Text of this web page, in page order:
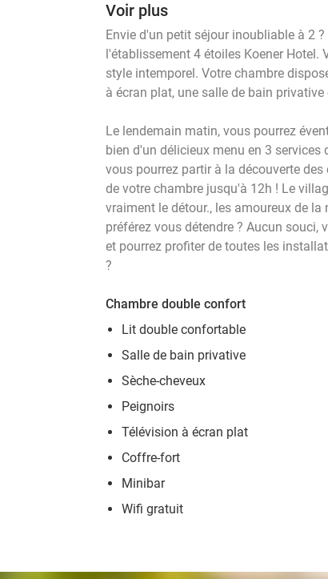
Voir plus
Envie d'un petit séjour inoubliable à 2
l'établissement 4 étoiles Koener Hotel.
style intemporel. Votre chambre
à écran plat, une salle de bain
Le lendemain matin, vous pourrez
bien d'un délicieux menu en 3
vous pourrez partir à la découverte
de votre chambre jusqu'à 12h ! Le
vraiment le détour., les amoureux de
préférez vous détendre ? Aucun
et pourrez profiter de toutes les
?
Chambre double confort
Lit double confortable
Salle de bain privative
Sèche-cheveux
Peignoirs
Télévision à écran plat
Coffre-fort
Minibar
Wifi gratuit